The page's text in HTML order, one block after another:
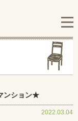
ンション★
2022.03.04